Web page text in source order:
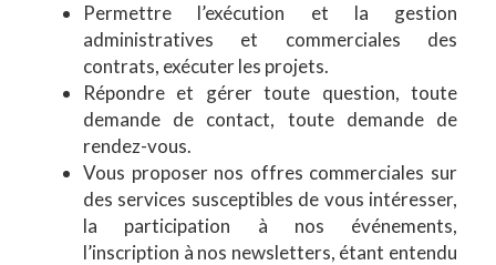
Permettre l’exécution et la gestion
administratives et commerciales des
contrats, exécuter les projets.
Répondre et gérer toute question, toute
demande de contact, toute demande de
rendez-vous.
Vous proposer nos offres commerciales sur
des services susceptibles de vous intéresser,
la participation à nos événements,
l’inscription à nos newsletters, étant entendu